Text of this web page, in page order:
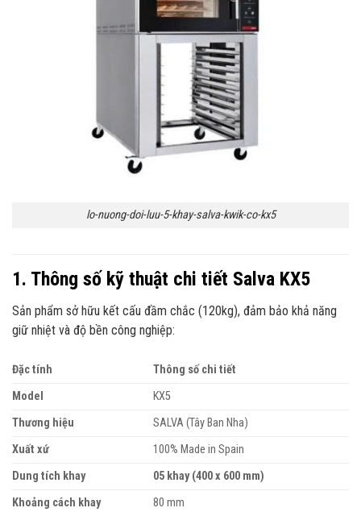
lo-nuong-doi-luu-5-khay-salva-kwik-co-kx5
1. Thông số kỹ thuật chi tiết Salva KX5
Sản phẩm sở hữu kết cấu đầm chắc (120kg), đảm bảo khả năng
giữ nhiệt và độ bền công nghiệp:
Đặc tính
Thông số chi tiết
Model
KX5
Thương hiệu
SALVA (Tây Ban Nha)
Xuất xứ
100% Made in Spain
Dung tích khay
05 khay (400 x 600 mm)
Khoảng cách khay
80 mm